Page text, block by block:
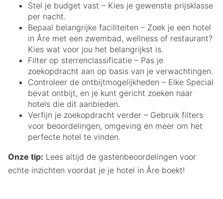
Stel je budget vast – Kies je gewenste prijsklasse
per nacht.
Bepaal belangrijke faciliteiten – Zoek je een hotel
in Åre met een zwembad, wellness of restaurant?
Kies wat voor jou het belangrijkst is.
Filter op sterrenclassificatie – Pas je
zoekopdracht aan op basis van je verwachtingen.
Controleer de ontbijtmogelijkheden – Elke Special
bevat ontbijt, en je kunt gericht zoeken naar
hotels die dit aanbieden.
Verfijn je zoekopdracht verder – Gebruik filters
voor beoordelingen, omgeving en meer om het
perfecte hotel te vinden.
Onze tip: Lees altijd de gastenbeoordelingen voor
echte inzichten voordat je je hotel in Åre boekt!